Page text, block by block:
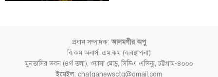
প্রধান সম্পাদক:আলমগীর অপু
বি.কম অনার্স, এম.কম (ব্যবস্থাপনা)
মুনতাসির ভবন (৪র্থ তলা), ওয়াসা মোড়, সিডিএ এভিন্যু, চট্টগ্রাম-৪০০০
ইমেইল: chatganewsctg@gmail.com